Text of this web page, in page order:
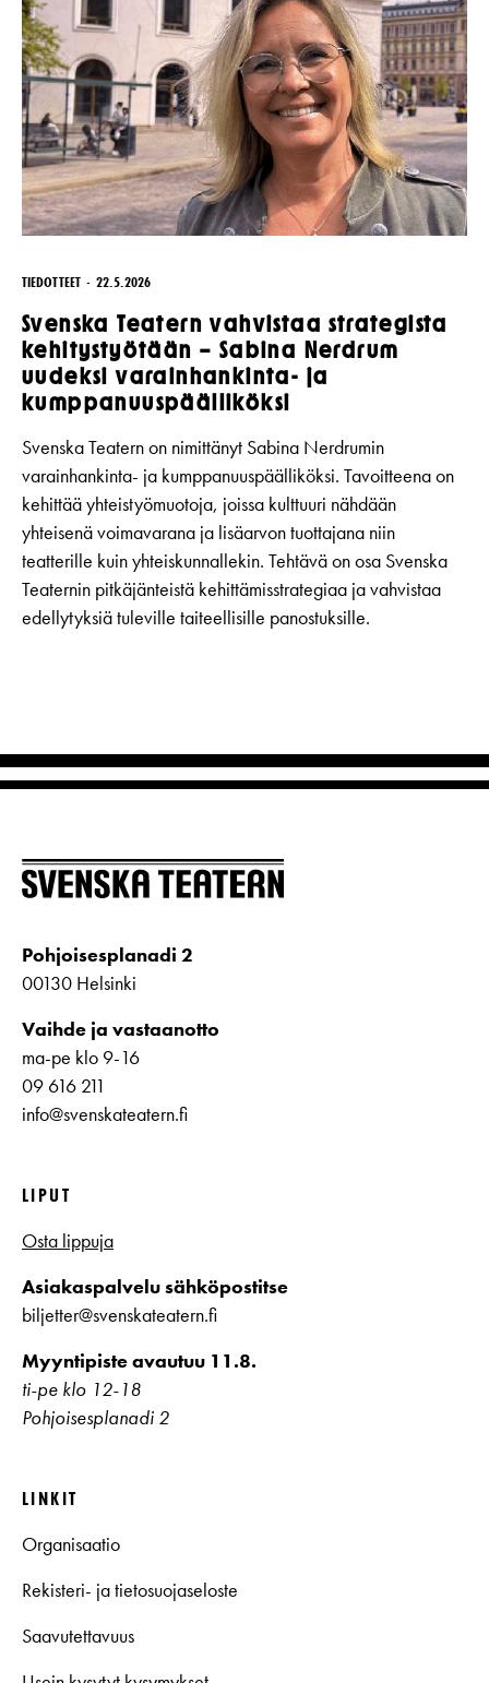
TIEDOTTEET 22.5.2026
Svenska Teatern vahvistaa strategista
kehitystyötään – Sabina Nerdrum
uudeksi varainhankinta- ja
kumppanuuspäälliköksi
Svenska Teatern on nimittänyt Sabina Nerdrumin
varainhankinta- ja kumppanuuspäälliköksi. Tavoitteena on
kehittää yhteistyömuotoja, joissa kulttuuri nähdään
yhteisenä voimavarana ja lisäarvon tuottajana niin
teatterille kuin yhteiskunnallekin. Tehtävä on osa Svenska
Teaternin pitkäjänteistä kehittämisstrategiaa ja vahvistaa
edellytyksiä tuleville taiteellisille panostuksille.
Pohjoisesplanadi 2
00130 Helsinki
Vaihde ja vastaanotto
ma-pe klo 9-16
09 616 211
info@svenskateatern.fi
LIPUT
Osta lippuja
Asiakaspalvelu sähköpostitse
biljetter@svenskateatern.fi
Myyntipiste avautuu 11.8.
ti-pe klo 12-18
Pohjoisesplanadi 2
LINKIT
Organisaatio
Rekisteri- ja tietosuojaseloste
Saavutettavuus